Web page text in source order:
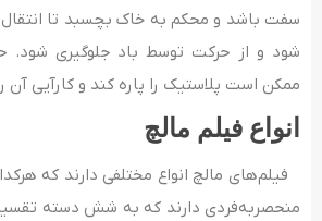
سفت باشد و محکم به خاک بچسبد تا انتقال
شود و از حرکت توسط باد جلوگیری شود.
ممکن است پلاستیک را پاره کند و کارآیی آن
انواع فیلم مالچ
فیلم‌های مالچ انواع مختلفی دارند که